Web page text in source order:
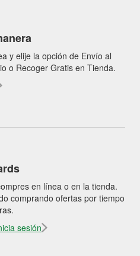
y elije la opción de Envío al
o Recoger Gratis en Tienda.
en línea o en la tienda.
comprando ofertas por tiempo
sesión